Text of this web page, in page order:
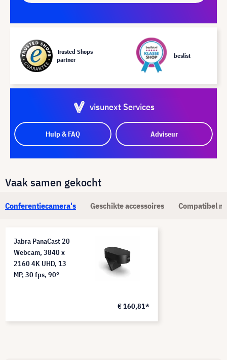
Trusted Shops
partner
beslist
visunext Services
Hulp & FAQ Adviseur
Vaak samen gekocht
Conferentiecamera's Geschikte accessoires Compatibel
Jabra PanaCast 20
Webcam, 3840 x
2160 4K UHD, 13
MP, 30 fps, 90°
€ 160,81*